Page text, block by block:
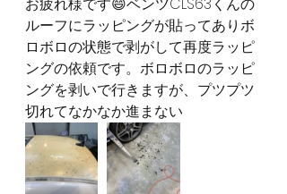
ルーフにラッピングが貼ってありボ
ロボロの状態で剥がして再度ラッピ
ングの依頼です。ボロボロのラッピ
ングを剥いで行きますが、プツプツ
切れてなかなか進まない